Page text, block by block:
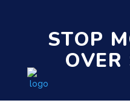
STOP